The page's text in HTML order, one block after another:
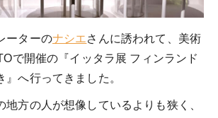
ーターのナシエさんに誘われて、美術
で開催の『イッタラ展 フィンランド
』へ行ってきました。
地方の人が想像しているよりも狭く、